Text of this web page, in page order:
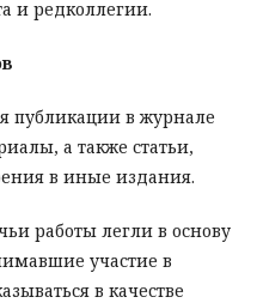
и редколлегии.
публикации в журнале
а также статьи,
в иные издания.
работы легли в основу
участие в
в качестве